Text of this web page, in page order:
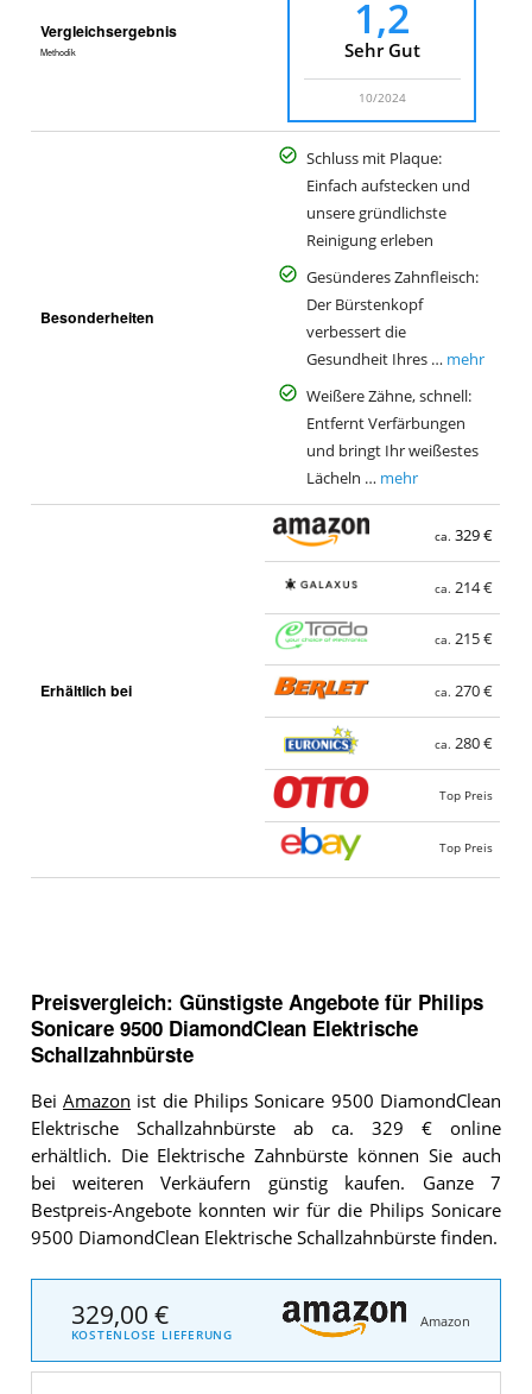
Vergleichsergebnis
Methodik
1,2
Sehr Gut
10/2024
Besonderheiten
Schluss mit Plaque:
Einfach aufstecken und
unsere gründlichste
Reinigung erleben
Gesünderes Zahnfleisch:
Der Bürstenkopf
verbessert die
Gesundheit Ihres … mehr
Weißere Zähne, schnell:
Entfernt Verfärbungen
und bringt Ihr weißestes
Lächeln … mehr
Erhältlich bei
ca. 329 €
ca. 214 €
ca. 215 €
ca. 270 €
ca. 280 €
Top Preis
Top Preis
Preisvergleich: Günstigste Angebote für Philips
Sonicare 9500 DiamondClean Elektrische
Schallzahnbürste
Bei Amazon ist die Philips Sonicare 9500 DiamondClean
Elektrische Schallzahnbürste ab ca. 329 € online
erhältlich. Die Elektrische Zahnbürste können Sie auch
bei weiteren Verkäufern günstig kaufen. Ganze 7
Bestpreis-Angebote konnten wir für die Philips Sonicare
9500 DiamondClean Elektrische Schallzahnbürste finden.
329,00 €
KOSTENLOSE LIEFERUNG
Amazon